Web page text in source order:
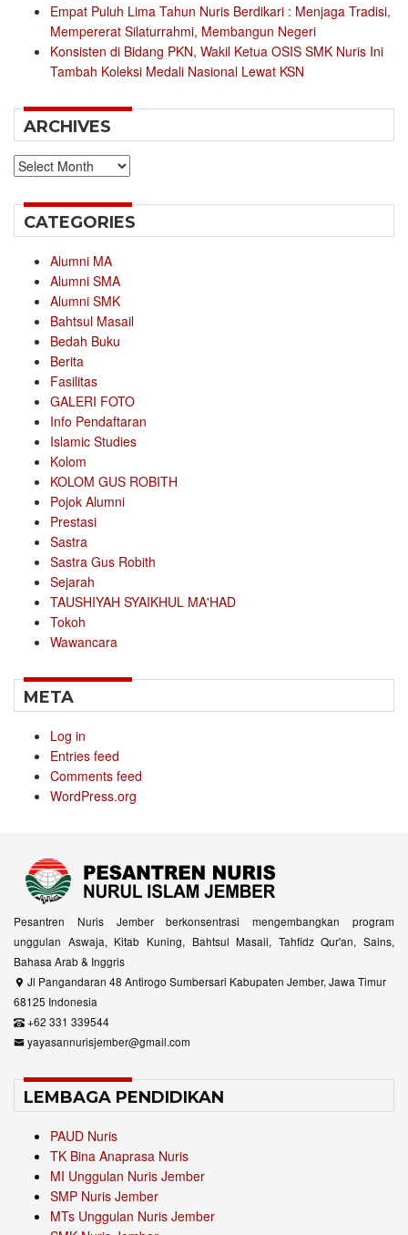
Empat Puluh Lima Tahun Nuris Berdikari : Menjaga Tradisi,
Mempererat Silaturrahmi, Membangun Negeri
Konsisten di Bidang PKN, Wakil Ketua OSIS SMK Nuris Ini
Tambah Koleksi Medali Nasional Lewat KSN
ARCHIVES
Archives
CATEGORIES
Alumni MA
Alumni SMA
Alumni SMK
Bahtsul Masail
Bedah Buku
Berita
Fasilitas
GALERI FOTO
Info Pendaftaran
Islamic Studies
Kolom
KOLOM GUS ROBITH
Pojok Alumni
Prestasi
Sastra
Sastra Gus Robith
Sejarah
TAUSHIYAH SYAIKHUL MA'HAD
Tokoh
Wawancara
META
Log in
Entries feed
Comments feed
WordPress.org
Pesantren Nuris Jember berkonsentrasi mengembangkan program
unggulan Aswaja, Kitab Kuning, Bahtsul Masail, Tahfidz Qur'an, Sains,
Bahasa Arab & Inggris
Jl Pangandaran 48 Antirogo Sumbersari Kabupaten Jember, Jawa Timur
68125 Indonesia
+62 331 339544
yayasannurisjember@gmail.com
LEMBAGA PENDIDIKAN
PAUD Nuris
TK Bina Anaprasa Nuris
MI Unggulan Nuris Jember
SMP Nuris Jember
MTs Unggulan Nuris Jember